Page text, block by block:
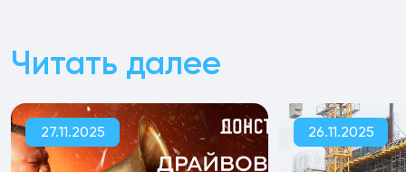
Читать далее
27.11.2025 26.11.2025